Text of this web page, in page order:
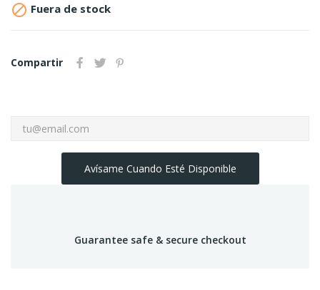
 Fuera de stock
Compartir
Avísame Cuando Esté Disponible
Guarantee safe & secure checkout